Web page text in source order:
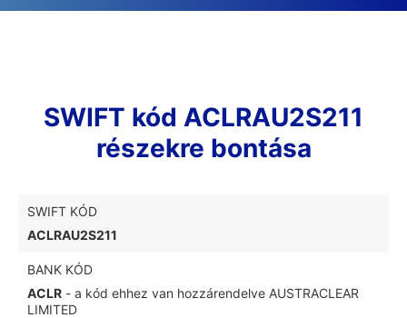
SWIFT kód ACLRAU2S211
részekre bontása
SWIFT KÓD
ACLRAU2S211
BANK KÓD
ACLR - a kód ehhez van hozzárendelve AUSTRACLEAR
LIMITED